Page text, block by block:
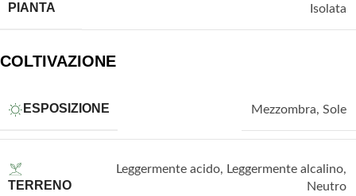
PIANTA
Isolata
COLTIVAZIONE
ESPOSIZIONE Mezzombra, Sole
TERRENO
Leggermente acido, Leggermente alcalino,
Neutro